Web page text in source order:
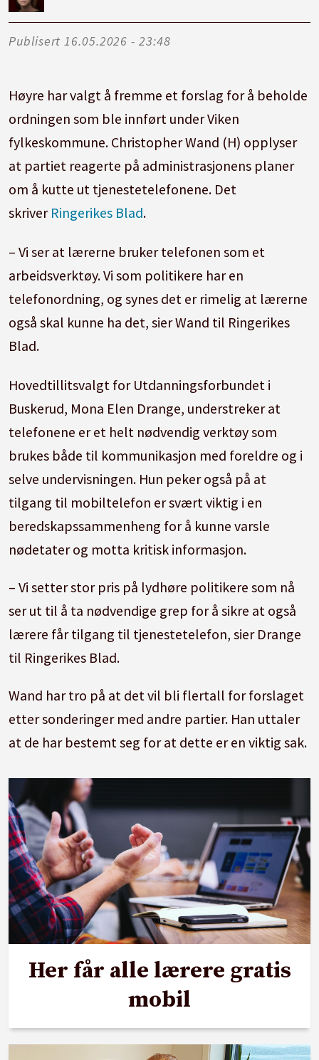
Publisert 16.05.2026 - 23:48
Høyre har valgt å fremme et forslag for å beholde
ordningen som ble innført under Viken
fylkeskommune. Christopher Wand (H) opplyser
at partiet reagerte på administrasjonens planer
om å kutte ut tjenestetelefonene. Det
skriver Ringerikes Blad.
– Vi ser at lærerne bruker telefonen som et
arbeidsverktøy. Vi som politikere har en
telefonordning, og synes det er rimelig at lærerne
også skal kunne ha det, sier Wand til Ringerikes
Blad.
Hovedtillitsvalgt for Utdanningsforbundet i
Buskerud, Mona Elen Drange, understreker at
telefonene er et helt nødvendig verktøy som
brukes både til kommunikasjon med foreldre og i
selve undervisningen. Hun peker også på at
tilgang til mobiltelefon er svært viktig i en
beredskapssammenheng for å kunne varsle
nødetater og motta kritisk informasjon.
– Vi setter stor pris på lydhøre politikere som nå
ser ut til å ta nødvendige grep for å sikre at også
lærere får tilgang til tjenestetelefon, sier Drange
til Ringerikes Blad.
Wand har tro på at det vil bli flertall for forslaget
etter sonderinger med andre partier. Han uttaler
at de har bestemt seg for at dette er en viktig sak.
Her får alle lærere gratis
mobil